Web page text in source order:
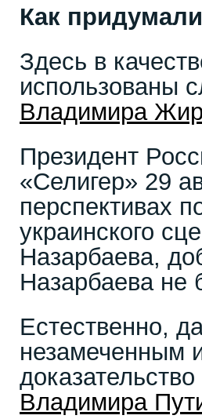
Как
Здесь в
использованы
Владимира
Президент
«Селигер» 29
перспективах
украинского
Назарбаева,
Назарбаева не
Естественно,
незамеченным
Владимира